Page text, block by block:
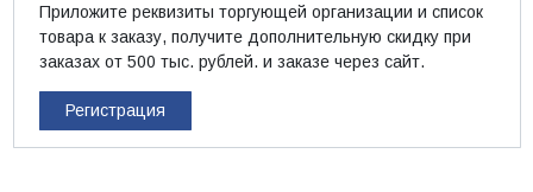
Приложите реквизиты торгующей организации и список
товара к заказу, получите дополнительную скидку при
заказах от 500 тыс. рублей. и заказе через сайт.
Регистрация